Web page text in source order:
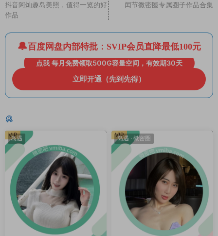
抖音阿灿趣岛美照，值得一览的好
作品
闰节微密圈专属圈子作品合集
百度网盘内部特批：SVIP会员直降最低100元
点我 每月免费领取500G容量空间，有效期30天
立即开通（先到先得）
岛遇
VIP 岛遇 · 微密圈
VIP